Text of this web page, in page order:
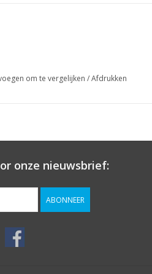
om te vergelijken /Afdrukken
onze nieuwsbrief:
ABONNEER